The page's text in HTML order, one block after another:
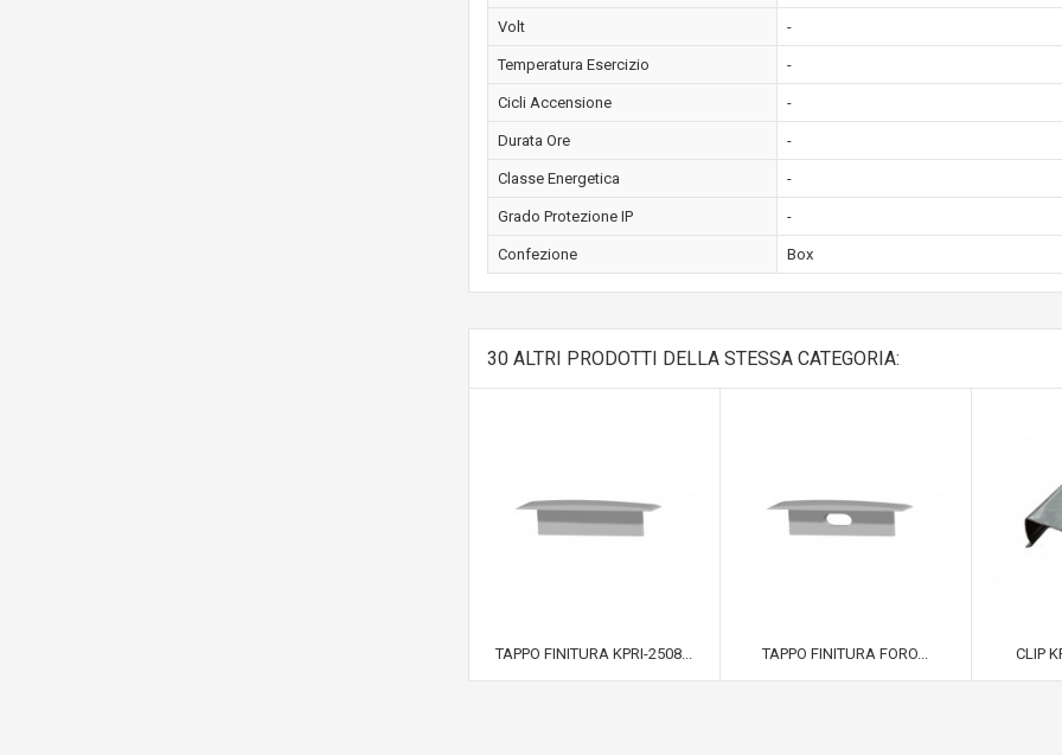
Volt -
Temperatura Esercizio -
Cicli Accensione -
Durata Ore -
Classe Energetica -
Grado Protezione IP -
Confezione Box
30 ALTRI PRODOTTI DELLA STESSA CATEGORIA:
TAPPO FINITURA KPRI-2508... TAPPO FINITURA FORO... CLIP